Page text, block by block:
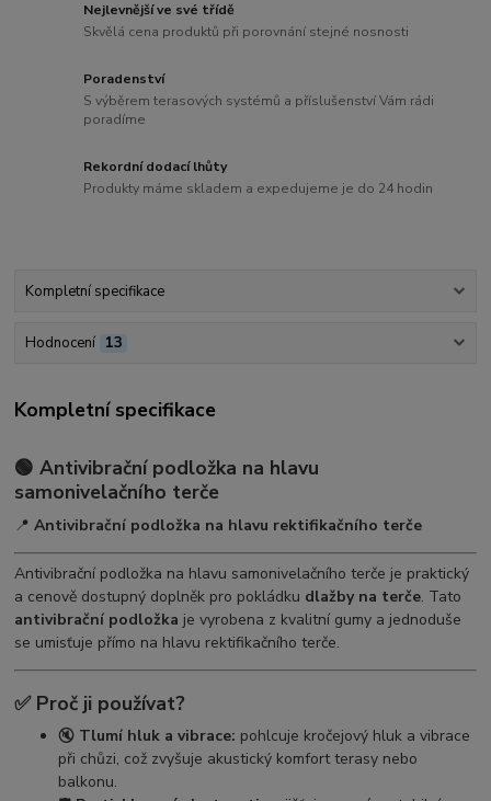
Nejlevnější ve své třídě
Skvělá cena produktů při porovnání stejné nosnosti
Poradenství
S výběrem terasových systémů a příslušenství Vám rádi
poradíme
Rekordní dodací lhůty
Produkty máme skladem a expedujeme je do 24 hodin
Kompletní specifikace
Hodnocení 13
Kompletní specifikace
🟢 Antivibrační podložka na hlavu
samonivelačního terče
📍Antivibrační podložka na hlavu rektifikačního terče
Antivibrační podložka na hlavu samonivelačního terče je praktický
a cenově dostupný doplněk pro pokládku dlažby na terče. Tato
antivibrační podložka je vyrobena z kvalitní gumy a jednoduše
se umisťuje přímo na hlavu rektifikačního terče.
✅ Proč ji používat?
🔇 Tlumí hluk a vibrace: pohlcuje kročejový hluk a vibrace
při chůzi, což zvyšuje akustický komfort terasy nebo
balkonu.